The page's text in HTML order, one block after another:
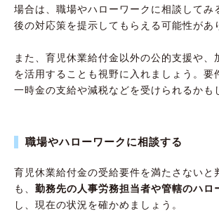
場合は、職場やハローワークに相談してみ
後の対応策を提示してもらえる可能性があ
また、育児休業給付金以外の公的支援や、
を活用することも視野に入れましょう。要
一時金の支給や減税などを受けられるかも
職場やハローワークに相談する
育児休業給付金の受給要件を満たさないと
も、 勤務先の人事労務担当者や管轄のハロ
し、現在の状況を確かめましょう。